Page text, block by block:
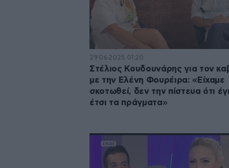
29·06·2025 01:20
Στέλιος Κουδουνάρης για τον
με την Ελένη Φουρέιρα: «Είχαμε
σκοτωθεί, δεν την πίστευα ότι
έτσι τα πράγματα»